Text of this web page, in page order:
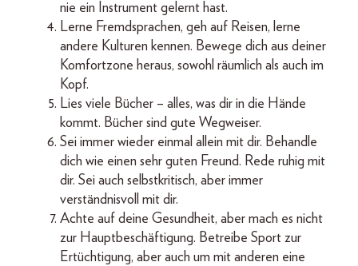
nie ein Instrument gelernt hast.
Lerne Fremdsprachen, geh auf Reisen, lerne
andere Kulturen kennen. Bewege dich aus deiner
Komfortzone heraus, sowohl räumlich als auch im
Kopf.
Lies viele Bücher – alles, was dir in die Hände
kommt. Bücher sind gute Wegweiser.
Sei immer wieder einmal allein mit dir. Behandle
dich wie einen sehr guten Freund. Rede ruhig mit
dir. Sei auch selbstkritisch, aber immer
verständnisvoll mit dir.
Achte auf deine Gesundheit, aber mach es nicht
zur Hauptbeschäftigung. Betreibe Sport zur
Ertüchtigung, aber auch um mit anderen eine